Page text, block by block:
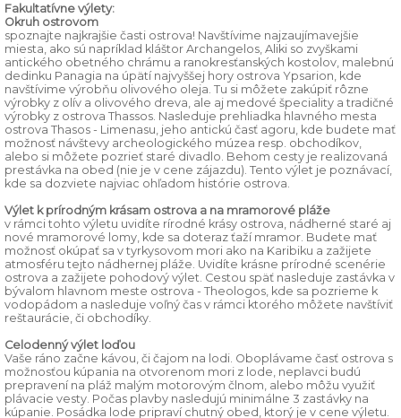
Fakultatívne výlety:
Okruh ostrovom
spoznajte najkrajšie časti ostrova! Navštívime najzaujímavejšie
miesta, ako sú napríklad kláštor Archangelos, Aliki so zvyškami
antického obetného chrámu a ranokresťanských kostolov, malebnú
dedinku Panagia na úpätí najvyššej hory ostrova Ypsarion, kde
navštívime výrobňu olivového oleja. Tu si môžete zakúpiť rôzne
výrobky z olív a olivového dreva, ale aj medové špeciality a tradičné
výrobky z ostrova Thassos. Nasleduje prehliadka hlavného mesta
ostrova Thasos - Limenasu, jeho antickú časť agoru, kde budete mať
možnosť návštevy archeologického múzea resp. obchodíkov,
alebo si môžete pozrieť staré divadlo. Behom cesty je realizovaná
prestávka na obed (nie je v cene zájazdu). Tento výlet je poznávací,
kde sa dozviete najviac ohľadom histórie ostrova.
Výlet k prírodným krásam ostrova a na mramorové pláže
v rámci tohto výletu uvidíte rírodné krásy ostrova, nádherné staré aj
nové mramorové lomy, kde sa doteraz ťaží mramor. Budete mať
možnosť okúpať sa v tyrkysovom mori ako na Karibiku a zažijete
atmosféru tejto nádhernej pláže. Uvidíte krásne prírodné scenérie
ostrova a zažijete pohodový výlet. Cestou späť nasleduje zastávka v
bývalom hlavnom meste ostrova - Theologos, kde sa pozrieme k
vodopádom a nasleduje voľný čas v rámci ktorého môžete navštíviť
reštaurácie, či obchodíky.
Celodenný výlet loďou
Vaše ráno začne kávou, či čajom na lodi. Oboplávame časť ostrova s
možnosťou kúpania na otvorenom mori z lode, neplavci budú
prepravení na pláž malým motorovým člnom, alebo môžu využiť
plávacie vesty. Počas plavby nasledujú minimálne 3 zastávky na
kúpanie. Posádka lode pripraví chutný obed, ktorý je v cene výletu.